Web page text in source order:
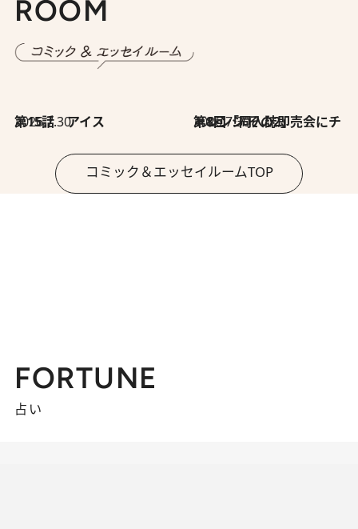
ROOM
2026.7.30
第15話 アイス 2026.7.30
第8回「同人誌即売会にチャレンジ その2」
コミック＆エッセイルームTOP
FORTUNE
占い